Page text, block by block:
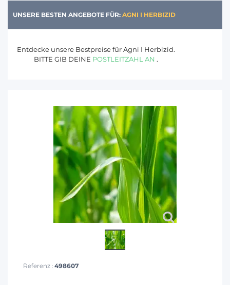
UNSERE BESTEN ANGEBOTE FÜR: AGNI I HERBIZID
Entdecke unsere Bestpreise für Agni I Herbizid.
BITTE GIB DEINE POSTLEITZAHL AN .
Referenz : 498607